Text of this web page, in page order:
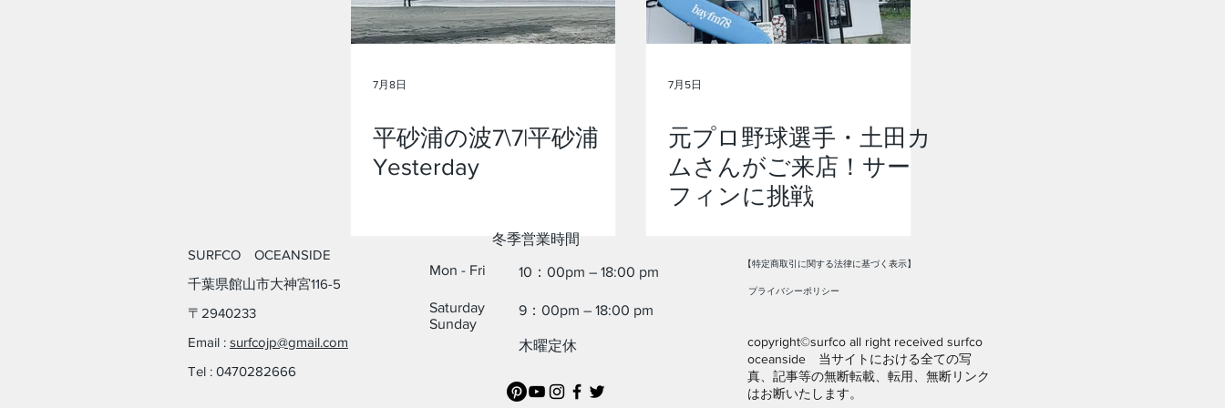
7月8日
平砂浦の波7\7|平砂浦
Yesterday
7月5日
元プロ野球選手・土田カ
ムさんがご来店！サー
フィンに挑戦
SURFCO OCEANSIDE
​千葉県館山市大神宮116-5
​〒2940233​
Email : surfcojp@gmail.com
Tel : 0470282666
​冬季営業時間
Mon - Fri
10：00pm – 18:00 pm
Saturday
​Sunday
9：00pm – 18:00 pm
​木曜定休
【特定商取引に関する法律に基づく表示】
プライバシーポリシー
copyright©surfco all right received surfco
oceanside 当サイトにおける全ての写
真、記事等の無断転載、転用、無断リンク
はお断いたします。